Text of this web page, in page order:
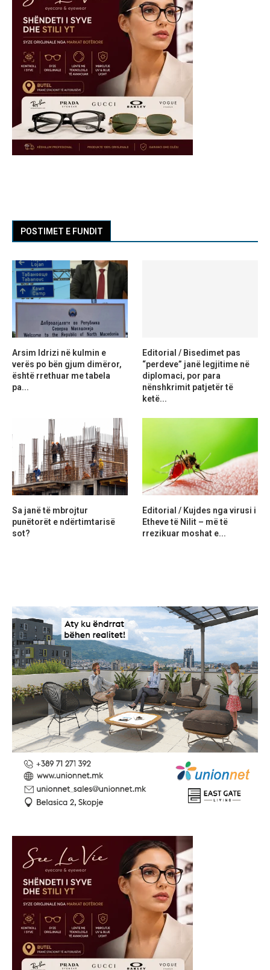
POSTIMET E FUNDIT
Arsim Idrizi në kulmin e
verës po bën gjum dimëror,
është rrethuar me tabela
pa...
Editorial / Bisedimet pas
“perdeve” janë legjitime në
diplomaci, por para
nënshkrimit patjetër të
ketë...
Sa janë të mbrojtur
punëtorët e ndërtimtarisë
sot?
Editorial / Kujdes nga virusi i
Etheve të Nilit – më të
rrezikuar moshat e...